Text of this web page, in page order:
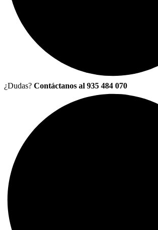
¿Dudas? Contáctanos al 935 484 070